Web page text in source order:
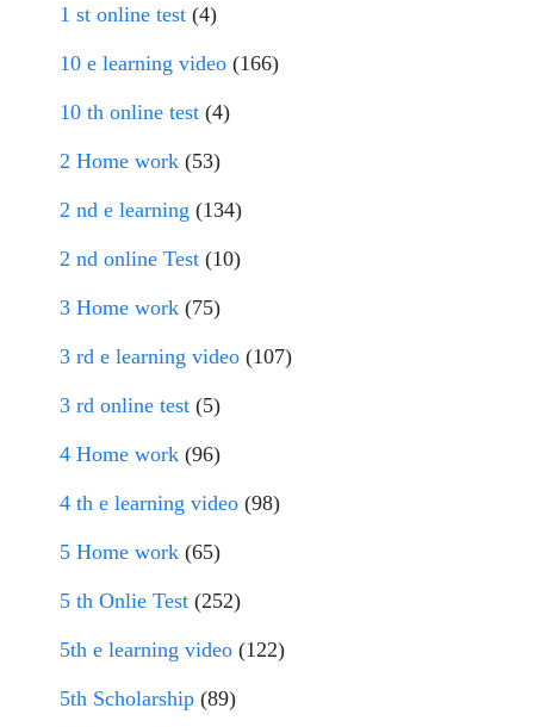
1 st online test (4)
10 e learning video (166)
10 th online test (4)
2 Home work (53)
2 nd e learning (134)
2 nd online Test (10)
3 Home work (75)
3 rd e learning video (107)
3 rd online test (5)
4 Home work (96)
4 th e learning video (98)
5 Home work (65)
5 th Onlie Test (252)
5th e learning video (122)
5th Scholarship (89)